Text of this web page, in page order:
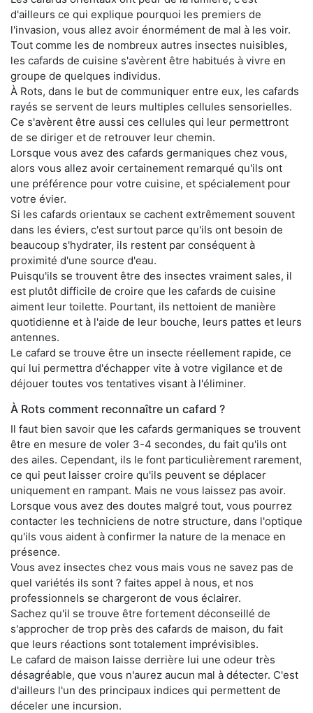
d'ailleurs ce qui explique pourquoi les premiers de
l'invasion, vous allez avoir énormément de mal à les voir.
Tout comme les de nombreux autres insectes nuisibles,
les cafards de cuisine s'avèrent être habitués à vivre en
groupe de quelques individus.
À Rots, dans le but de communiquer entre eux, les cafards
rayés se servent de leurs multiples cellules sensorielles.
Ce s'avèrent être aussi ces cellules qui leur permettront
de se diriger et de retrouver leur chemin.
Lorsque vous avez des cafards germaniques chez vous,
alors vous allez avoir certainement remarqué qu'ils ont
une préférence pour votre cuisine, et spécialement pour
votre évier.
Si les cafards orientaux se cachent extrêmement souvent
dans les éviers, c'est surtout parce qu'ils ont besoin de
beaucoup s'hydrater, ils restent par conséquent à
proximité d'une source d'eau.
Puisqu'ils se trouvent être des insectes vraiment sales, il
est plutôt difficile de croire que les cafards de cuisine
aiment leur toilette. Pourtant, ils nettoient de manière
quotidienne et à l'aide de leur bouche, leurs pattes et leurs
antennes.
Le cafard se trouve être un insecte réellement rapide, ce
qui lui permettra d'échapper vite à votre vigilance et de
déjouer toutes vos tentatives visant à l'éliminer.
À Rots comment reconnaître un cafard ?
Il faut bien savoir que les cafards germaniques se trouvent
être en mesure de voler 3-4 secondes, du fait qu'ils ont
des ailes. Cependant, ils le font particulièrement rarement,
ce qui peut laisser croire qu'ils peuvent se déplacer
uniquement en rampant. Mais ne vous laissez pas avoir.
Lorsque vous avez des doutes malgré tout, vous pourrez
contacter les techniciens de notre structure, dans l'optique
qu'ils vous aident à confirmer la nature de la menace en
présence.
Vous avez insectes chez vous mais vous ne savez pas de
quel variétés ils sont ? faites appel à nous, et nos
professionnels se chargeront de vous éclairer.
Sachez qu'il se trouve être fortement déconseillé de
s'approcher de trop près des cafards de maison, du fait
que leurs réactions sont totalement imprévisibles.
Le cafard de maison laisse derrière lui une odeur très
désagréable, que vous n'aurez aucun mal à détecter. C'est
d'ailleurs l'un des principaux indices qui permettent de
déceler une incursion.